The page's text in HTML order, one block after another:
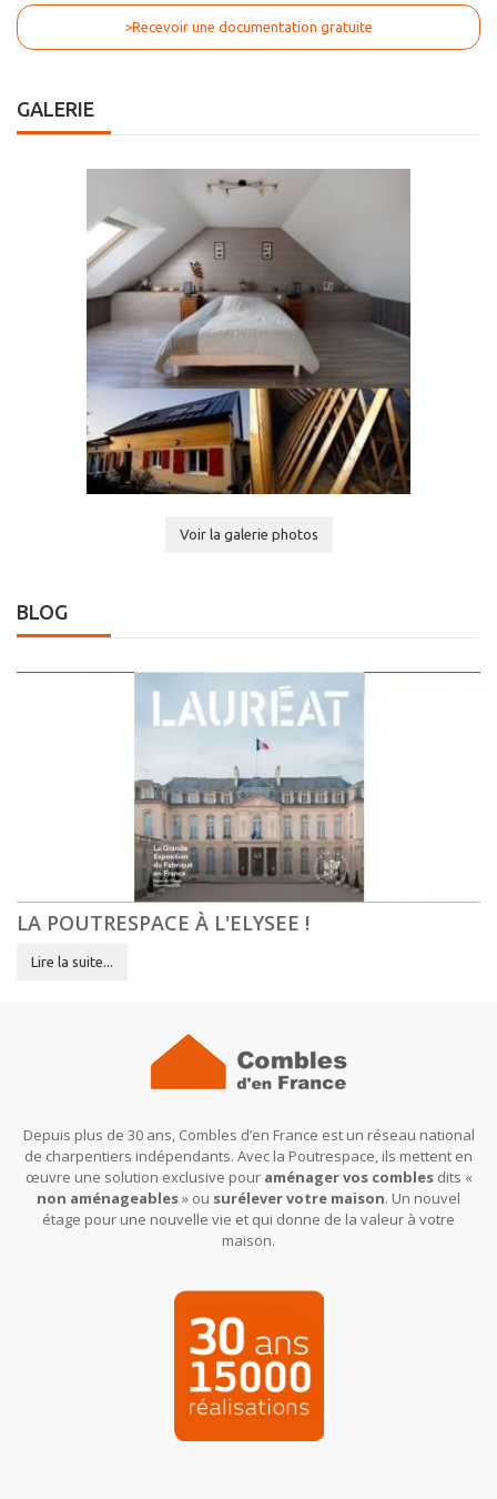
>Recevoir une documentation gratuite
GALERIE
Voir la galerie photos
BLOG
LA POUTRESPACE À L'ELYSEE !
Lire la suite...
Depuis plus de 30 ans, Combles d’en France est un réseau national
de charpentiers indépendants. Avec la Poutrespace, ils mettent en
œuvre une solution exclusive pour aménager vos comblesdits «
non aménageables» ou surélever votre maison. Un nouvel
étage pour une nouvelle vie et qui donne de la valeur à votre
maison.